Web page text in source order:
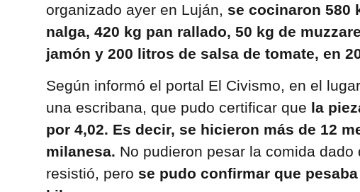
organizado ayer en Luján, se cocinaron 580
nalga, 420 kg pan rallado, 50 kg de
jamón y 200 litros de salsa de tomate, en
Según informó el portal El Civismo, en el
una escribana, que pudo certificar que la
por 4,02. Es decir, se hicieron más de 12
milanesa. No pudieron pesar la comida dado
resistió, pero se pudo confirmar que